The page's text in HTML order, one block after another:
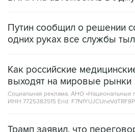
Путин сообщил о решении
Как российские
Социальная реклама, АНО «Национальные
ИНН 7725383515 Erid: